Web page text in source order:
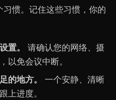
惯。记住这些习惯，你的
置。
请确认您的网络、摄
以免会议中断。
的地方。
一个安静、清晰
上进度。